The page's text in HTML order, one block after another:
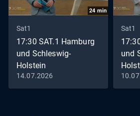
24 min
Sat1
17:30 SAT.1 Hamburg
und Schleswig-
Holstein
Staffel 2026 Folge 133 Die
Sendung vom 14.07.2026
14.07.2026
Sat1
und